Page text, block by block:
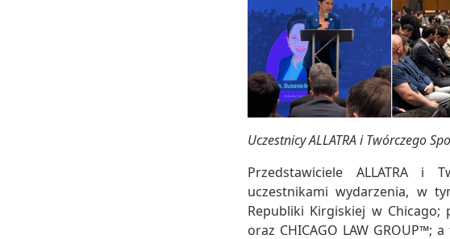
Uczestnicy ALLATRA i Twórczego
Przedstawiciele ALLATRA i
uczestnikami wydarzenia, w
Republiki Kirgiskiej w Chicago;
oraz CHICAGO LAW GROUP™;